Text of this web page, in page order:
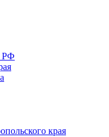
РФ
края